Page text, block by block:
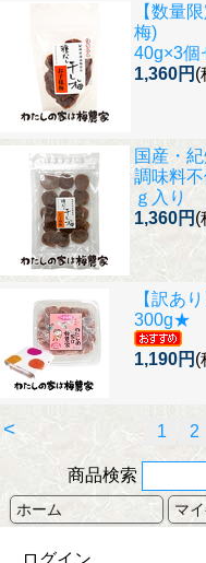
【数量限
梅)
40g×3個
1,360円 (
国産・
調味料不
ｇ入り
1,360円 (
【訳あり
300g★
1,190円 (
< 1 2
商品検索
ホーム マ
ログイン